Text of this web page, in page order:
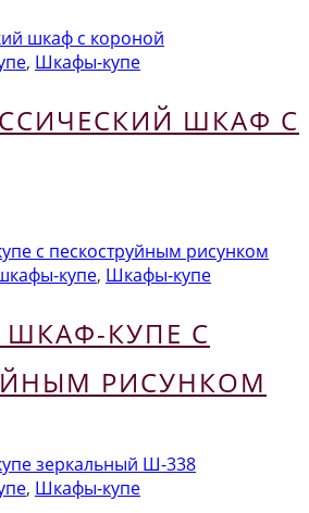
, Шкафы-купе
ШКАФ С
купе, Шкафы-купе
КУПЕ С
РИСУНКОМ
, Шкафы-купе